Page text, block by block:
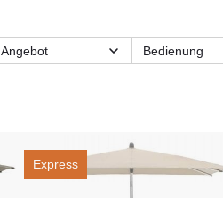
Angebot
Bedienung
Express